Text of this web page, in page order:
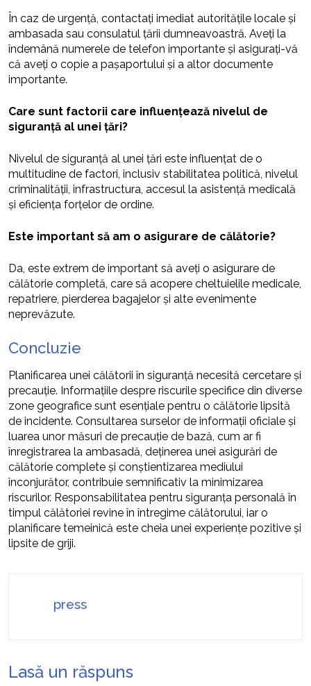
În caz de urgență, contactați imediat autoritățile locale și
ambasada sau consulatul țării dumneavoastră. Aveți la
îndemână numerele de telefon importante și asigurați-vă
că aveți o copie a pașaportului și a altor documente
importante.
Care sunt factorii care influențează nivelul de
siguranță al unei țări?
Nivelul de siguranță al unei țări este influențat de o
multitudine de factori, inclusiv stabilitatea politică, nivelul
criminalității, infrastructura, accesul la asistență medicală
și eficiența forțelor de ordine.
Este important să am o asigurare de călătorie?
Da, este extrem de important să aveți o asigurare de
călătorie completă, care să acopere cheltuielile medicale,
repatriere, pierderea bagajelor și alte evenimente
neprevăzute.
Concluzie
Planificarea unei călătorii în siguranță necesită cercetare și
precauție. Informațiile despre riscurile specifice din diverse
zone geografice sunt esențiale pentru o călătorie lipsită
de incidente. Consultarea surselor de informații oficiale și
luarea unor măsuri de precauție de bază, cum ar fi
înregistrarea la ambasadă, deținerea unei asigurări de
călătorie complete și conștientizarea mediului
înconjurător, contribuie semnificativ la minimizarea
riscurilor. Responsabilitatea pentru siguranța personală în
timpul călătoriei revine în întregime călătorului, iar o
planificare temeinică este cheia unei experiențe pozitive și
lipsite de griji.
press
Lasă un răspuns